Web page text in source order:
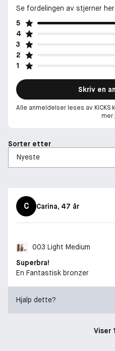
Se fordelingen av stjerner her
5
4
3
2
1
Skriv en
Alle anmeldelser leses av
mer
Sorter etter
C Carina, 47 år
003 Light Medium
Superbra!
En Fantastisk bronzer
Hjalp dette?
Viser